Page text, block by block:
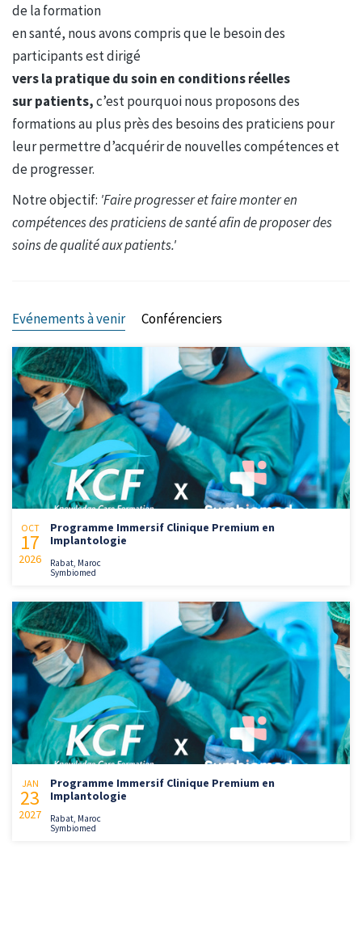
de la formation
en santé, nous avons compris que le besoin des
participants est dirigé
vers la pratique du soin en conditions réelles
sur patients,c’est pourquoi nous proposons des
formations au plus près des besoins des praticiens pour
leur permettre d’acquérir de nouvelles compétences et
de progresser.
Notre objectif: 'Faire progresser et faire monter en
compétences des praticiens de santé afin de proposer des
soins de qualité aux patients.'
Evénements à venir Conférenciers
OCT
17
2026
Programme Immersif Clinique Premium en
Implantologie
Rabat, Maroc
Symbiomed
JAN
23
2027
Programme Immersif Clinique Premium en
Implantologie
Rabat, Maroc
Symbiomed